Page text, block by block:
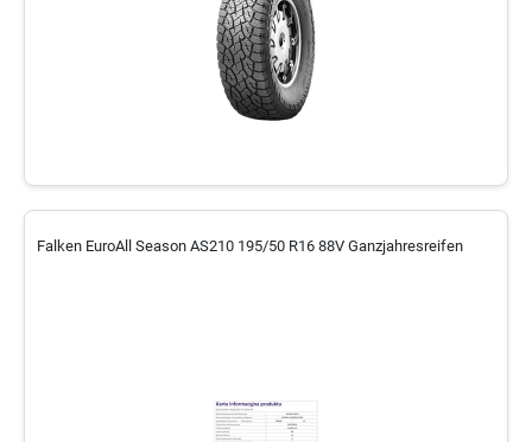
Falken EuroAll Season AS210 195/50 R16 88V Ganzjahresreifen